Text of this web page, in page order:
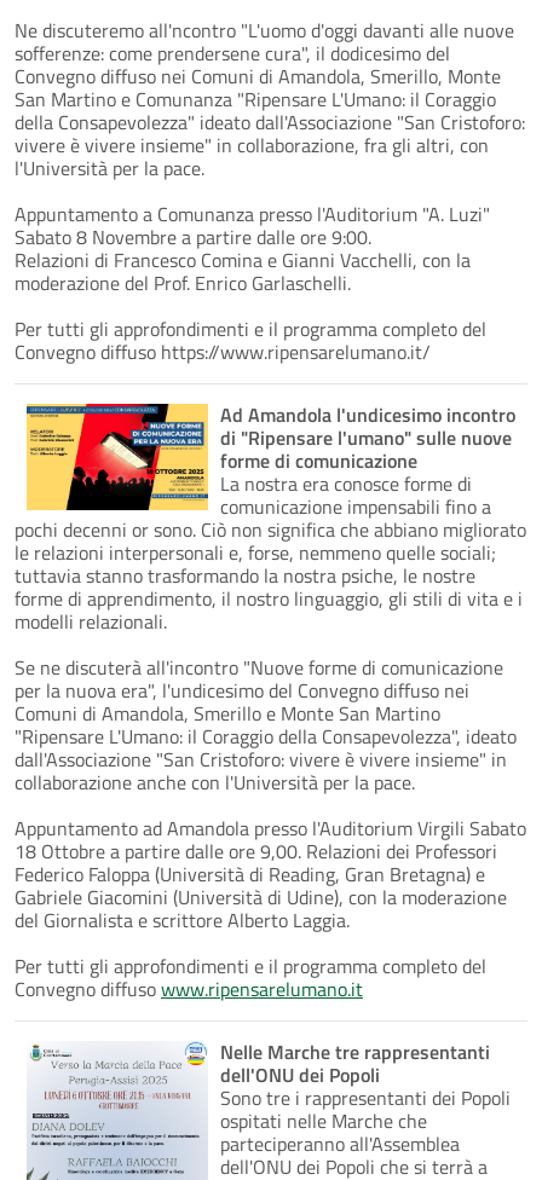
Ne discuteremo all'ncontro "L'uomo d'oggi davanti alle nuove
sofferenze: come prendersene cura", il dodicesimo del
Convegno diffuso nei Comuni di Amandola, Smerillo, Monte
San Martino e Comunanza "Ripensare L'Umano: il Coraggio
della Consapevolezza" ideato dall'Associazione "San Cristoforo:
vivere è vivere insieme" in collaborazione, fra gli altri, con
l'Università per la pace.
Appuntamento a Comunanza presso l'Auditorium "A. Luzi"
Sabato 8 Novembre a partire dalle ore 9:00.
Relazioni di Francesco Comina e Gianni Vacchelli, con la
moderazione del Prof. Enrico Garlaschelli.
Per tutti gli approfondimenti e il programma completo del
Convegno diffuso https://www.ripensarelumano.it/
Ad Amandola l'undicesimo incontro
di "Ripensare l'umano" sulle nuove
forme di comunicazione
La nostra era conosce forme di
comunicazione impensabili fino a
pochi decenni or sono. Ciò non significa che abbiano migliorato
le relazioni interpersonali e, forse, nemmeno quelle sociali;
tuttavia stanno trasformando la nostra psiche, le nostre
forme di apprendimento, il nostro linguaggio, gli stili di vita e i
modelli relazionali.
Se ne discuterà all'incontro "Nuove forme di comunicazione
per la nuova era", l'undicesimo del Convegno diffuso nei
Comuni di Amandola, Smerillo e Monte San Martino
"Ripensare L'Umano: il Coraggio della Consapevolezza", ideato
dall'Associazione "San Cristoforo: vivere è vivere insieme" in
collaborazione anche con l'Università per la pace.
Appuntamento ad Amandola presso l'Auditorium Virgili Sabato
18 Ottobre a partire dalle ore 9,00. Relazioni dei Professori
Federico Faloppa (Università di Reading, Gran Bretagna) e
Gabriele Giacomini (Università di Udine), con la moderazione
del Giornalista e scrittore Alberto Laggia.
Per tutti gli approfondimenti e il programma completo del
Convegno diffusowww.ripensarelumano.it
Nelle Marche tre rappresentanti
dell'ONU dei Popoli
Sono tre i rappresentanti dei Popoli
ospitati nelle Marche che
parteciperanno all'Assemblea
dell'ONU dei Popoli che si terrà a